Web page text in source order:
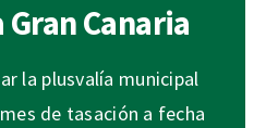
Canaria
la plusvalía municipal
de tasación a fecha